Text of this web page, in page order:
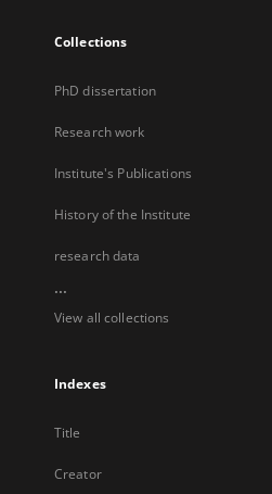
Collections
PhD dissertation
Research work
Institute's Publications
History of the Institute
research data
...
View all collections
Indexes
Title
Creator